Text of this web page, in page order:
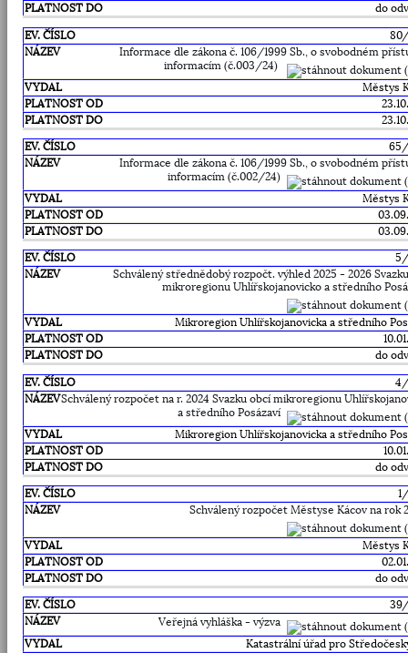
do
Informace dle zákona č. 106/1999 Sb., o svobodném
informacím (č.003/24)
Městys
Informace dle zákona č. 106/1999 Sb., o svobodném
informacím (č.002/24)
Městys
5/
Schválený střednědobý rozpočt. výhled 2025 - 2026
mikroregionu Uhlířskojanovicko a středního
Mikroregion Uhlířskojanovicka a středního
do
4/
Schválený rozpočet na r. 2024 Svazku obcí mikroregionu
a středního Posázaví
Mikroregion Uhlířskojanovicka a středního
do
Schválený rozpočet Městyse Kácov na rok
Městys
do
Veřejná vyhláška - výzva
Katastrální úřad pro